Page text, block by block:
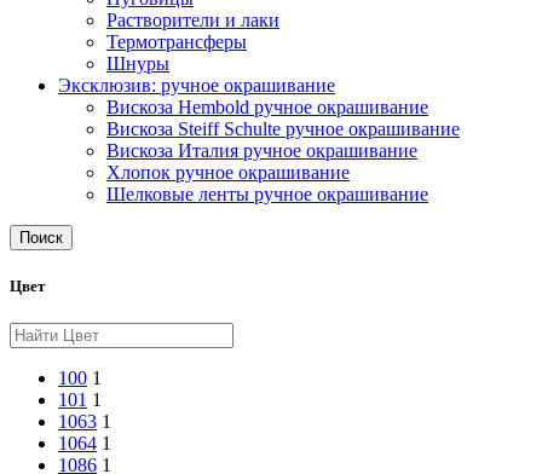
Растворители и лаки
Термотрансферы
Шнуры
Эксклюзив: ручное окрашивание
Вискоза Hembold ручное окрашивание
Вискоза Steiff Schulte ручное окрашивание
Вискоза Италия ручное окрашивание
Хлопок ручное окрашивание
Шелковые ленты ручное окрашивание
Поиск
Цвет
100 1
101 1
1063 1
1064 1
1086 1